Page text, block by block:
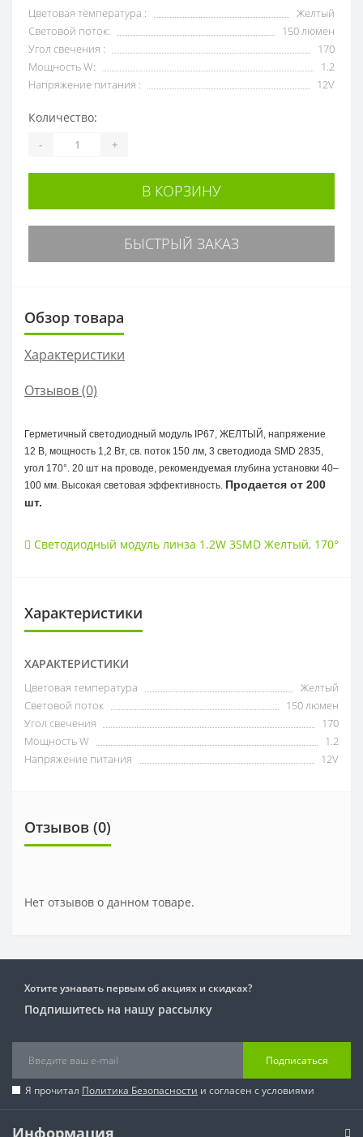
Цветовая температура :
Желтый
Световой поток:
150 люмен
Угол свечения :
170
Мощность W:
1.2
Напряжение питания :
12V
Количество:
- +
В КОРЗИНУ
БЫСТРЫЙ ЗАКАЗ
Обзор товара
Характеристики
Отзывов (0)
Герметичный светодиодный модуль IP67, ЖЕЛТЫЙ, напряжение
12 В, мощность 1,2 Вт, св. поток 150 лм, 3 светодиода SMD 2835,
угол 170°. 20 шт на проводе, рекомендуемая глубина установки 40–
100 мм. Высокая световая эффективность. Продается от 200
шт.
Светодиодный модуль линза 1.2W 3SMD Желтый, 170°
Характеристики
ХАРАКТЕРИСТИКИ
Цветовая температура
Желтый
Световой поток
150 люмен
Угол свечения
170
Мощность W
1.2
Напряжение питания
12V
Отзывов (0)
Нет отзывов о данном товаре.
Хотите узнавать первым об акциях и скидках?
Подпишитесь на нашу рассылку
Подписаться
Я прочитал Политика Безопасности и согласен с условиями
Информация